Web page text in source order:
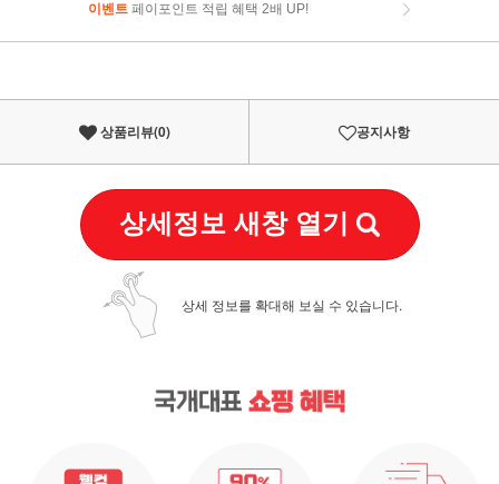
이벤트 페이포인트 적립 혜택 2배 UP!
이벤트페이포인트 적립 혜택 2배 UP!
상품리뷰(0) 공지사항
상세정보 새창 열기
상세 정보를 확대해 보실 수 있습니다.